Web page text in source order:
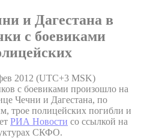
и Дагестана в
с боевиками
2012 (UTC+3 MSK)
с боевиками произошло на
Чечни и Дагестана, по
трое полицейских погибли и
РИА Новости со ссылкой на
СКФО.